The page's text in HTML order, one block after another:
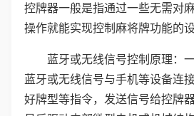
控牌器一般是指通过一些无需对
操作就能实现控制麻将牌功能的设
蓝牙或无线信号控制原理：
蓝牙或无线信号与手机等设备连
好牌型等指令，发送信号给控牌